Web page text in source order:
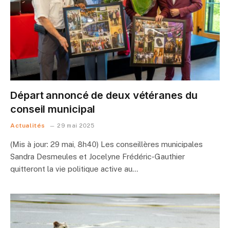
Départ annoncé de deux vétéranes du
conseil municipal
Actualités 29 mai 2025
(Mis à jour: 29 mai, 8h40) Les conseillères municipales
Sandra Desmeules et Jocelyne Frédéric-Gauthier
quitteront la vie politique active au…